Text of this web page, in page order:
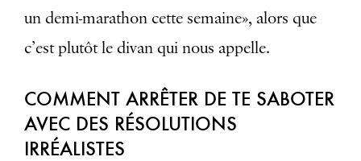
un demi-marathon cette semaine», alors que
c’est plutôt le divan qui nous appelle.
COMMENT ARRÊTER DE TE SABOTER
AVEC DES RÉSOLUTIONS
IRRÉALISTES